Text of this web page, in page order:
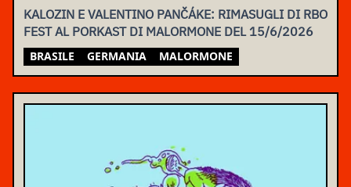
KALOZIN E VALENTINO PANČÁKE: RIMASUGLI DI RBO
FEST AL PORKAST DI MALORMONE DEL 15/6/2026
BRASILE GERMANIA MALORMONE